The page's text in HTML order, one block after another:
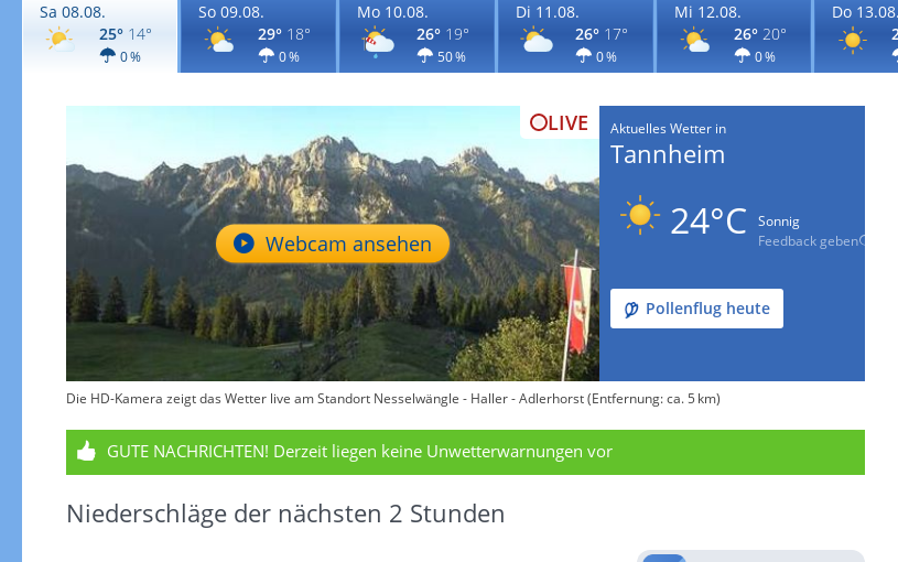
Sa 08.08.
25° 14°
0 %
So 09.08.
29° 18°
0 %
Mo 10.08.
26° 19°
50 %
Di 11.08.
26° 17°
0 %
Mi 12.08.
26° 20°
0 %
Do 13.08.
LIVE
Webcam ansehen
Aktuelles Wetter in
Tannheim
24°C
Sonnig
Feedback geben
Pollenflug heute
Die HD-Kamera zeigt das Wetter live am Standort Nesselwängle - Haller - Adlerhorst (Entfernung: ca. 5 km)
GUTE NACHRICHTEN! Derzeit liegen keine Unwetterwarnungen vor
Niederschläge der nächsten 2 Stunden